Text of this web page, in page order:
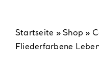
Backzubehör &
Startseite »Shop »
Fliederfarbene